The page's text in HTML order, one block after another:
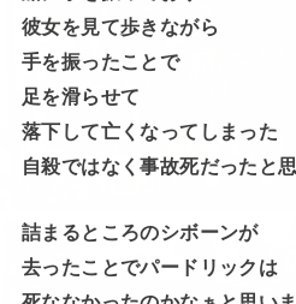
彼女を見て歩きながら
手を振ったことで
足を滑らせて
落下して亡くなってしまった
自殺ではなく事故死だったと
詰まるところのシボーンが
去ったことでパードリックは